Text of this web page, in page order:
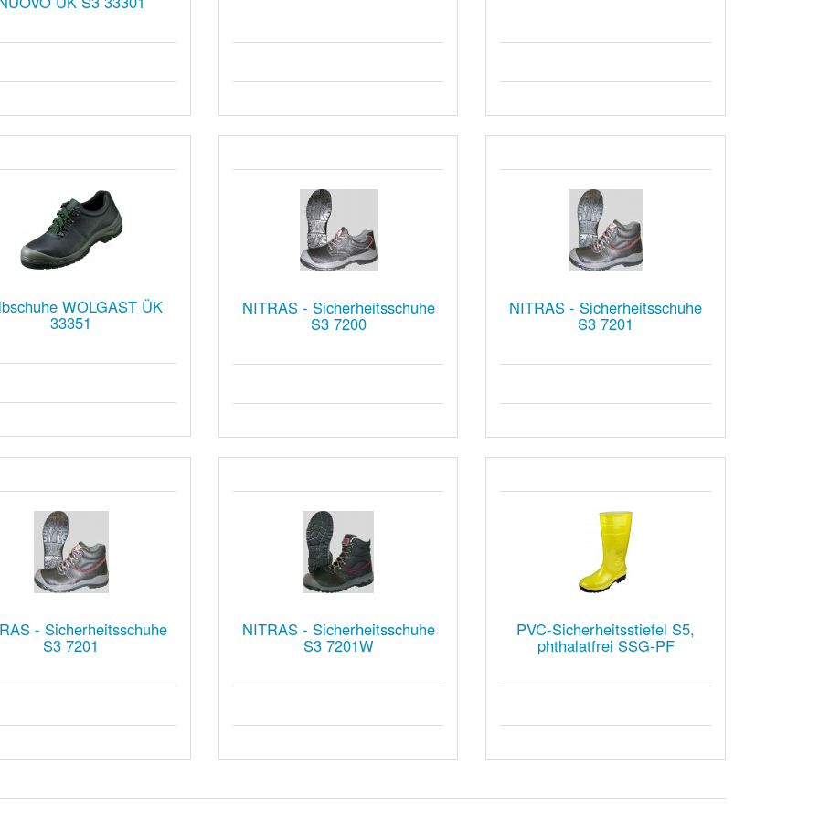
WOLGAST ÜK
33351
NITRAS - Sicherheitsschuhe
S3 7200
NITRAS - Sicherheitsschuhe
S3 7201
- Sicherheitsschuhe
S3 7201
NITRAS - Sicherheitsschuhe
S3 7201W
PVC-Sicherheitsstiefel S5,
phthalatfrei SSG-PF